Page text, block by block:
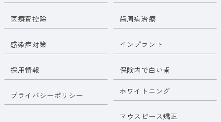
医療費控除
感染症対策
採用情報
プライバシーポリシー
歯周病治療
インプラント
保険内で白い歯
ホワイトニング
マウスピース矯正